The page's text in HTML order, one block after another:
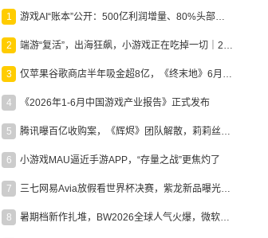
1 游戏AI“账本”公开：500亿利润增量、80%头部入局，谁在闷声发财？
2 端游“复活”，出海狂飙，小游戏正在吃掉一切｜2026上半年产业报告
3 仅苹果谷歌商店半年吸金超8亿，《终末地》6月份收入显著回暖
4 《2026年1-6月中国游戏产业报告》正式发布
5 腾讯曝百亿收购案，《辉烬》团队解散，莉莉丝新作曝光｜陀螺周报
6 小游戏MAU逼近手游APP，“存量之战”更焦灼了
7 三七网易Avia放假看世界杯决赛，紫龙新品曝光，米哈游新作上线 | 陀螺周报
8 暑期档新作扎堆，BW2026全球人气火爆，微软XBOX大裁员|陀螺周报